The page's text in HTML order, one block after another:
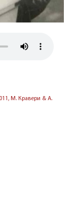
М. Кравери & А.